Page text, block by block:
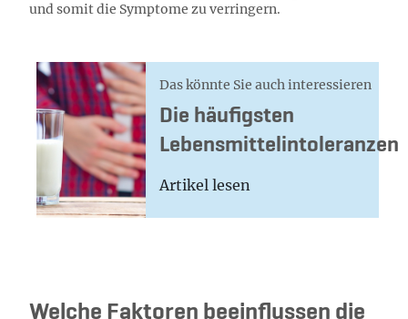
und somit die Symptome zu verringern.
Das könnte Sie auch interessieren
Die häufigsten
Lebensmittelintoleranzen
Artikel lesen
Welche Faktoren beeinflussen die